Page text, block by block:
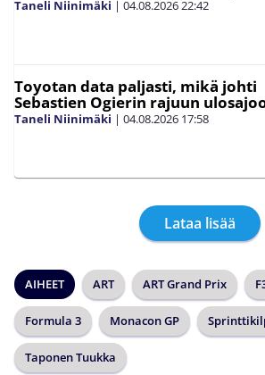
Taneli Niinimäki | 04.08.202622:42
Toyotan data paljasti, mikä johti
Sebastien Ogierin rajuun
Taneli Niinimäki | 04.08.2026 17:58
Lataa lisää
AIHEET ART ART Grand Prix
Formula 3 Monacon GP
Taponen Tuukka